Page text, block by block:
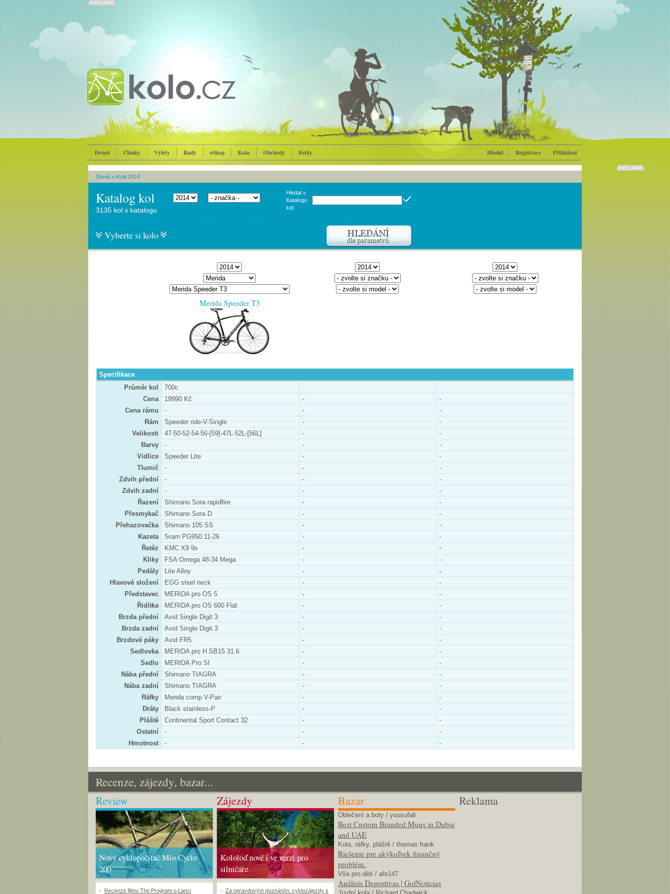
Domů Články Výlety Rady eShop Kola Obchody Fotky Hledat Registrace Přihlášení
Domů » Kola 2014
Katalog kol
Hledat v
Katalogu
kol:
3135 kol v katalogu
Vyberte si kolo
Merida Speeder T3
Specifikace
Průměr kol
700c
Cena
19990 Kč -
-
Cena rámu
- -
-
Rám
Speeder ride-V-Single -
-
Velikosti
47-50-52-54-56-[59]-47L-52L-[56L] -
-
Barvy
- -
-
Vidlice
Speeder Lite -
-
Tlumič
- -
-
Zdvih přední
- -
-
Zdvih zadní
- -
-
Řazení
Shimano Sora rapidfire -
-
Přesmykač
Shimano Sora D -
-
Přehazovačka
Shimano 105 SS -
-
Kazeta
Sram PG950 11-26 -
-
Řetěz
KMC X9 9s -
-
Kliky
FSA Omega 48-34 Mega -
-
Pedály
Lite Alloy -
-
Hlavové složení
EGG steel neck -
-
Představec
MERIDA pro OS 5 -
-
Řidítka
MERIDA pro OS 600 Flat -
-
Brzda přední
Avid Single Digit 3 -
-
Brzda zadní
Avid Single Digit 3 -
-
Brzdové páky
Avid FR5 -
-
Sedlovka
MERIDA pro H SB15 31.6 -
-
Sedlo
MERIDA Pro SI -
-
Nába přední
Shimano TIAGRA -
-
Nába zadní
Shimano TIAGRA -
-
Ráfky
Merida comp V-Pair -
-
Dráty
Black stainless-P -
-
Pláště
Continental Sport Contact 32 -
-
Ostatní
- -
-
Hmotnost
- - -
Recenze, zájezdy, bazar...
Review
Nový cyklopočítač Mio Cyclo
200
Recenze filmu The Program o Lanci
Zájezdy
Kololoď nově i ve verzi pro
silničáře
Za opravdovým poznáním: cyklozájezdy s
Bazar
Oblečení a boty / yousufali
Best Custom Branded Mugs in Dubai
and UAE
Kola, ráfky, pláště / thomas frank
Riešenie pre akýkoľvek finančný
problém.
Vše pro děti / ahr147
Análisis Deportivas | GolNoticias
Reklama